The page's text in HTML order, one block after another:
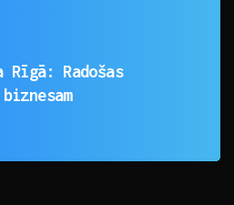
Rīgā: Radošas